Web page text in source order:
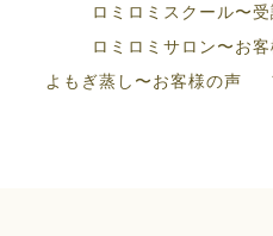
ロミロミスクール〜
ロミロミサロン〜お
よもぎ蒸し〜お客様の声